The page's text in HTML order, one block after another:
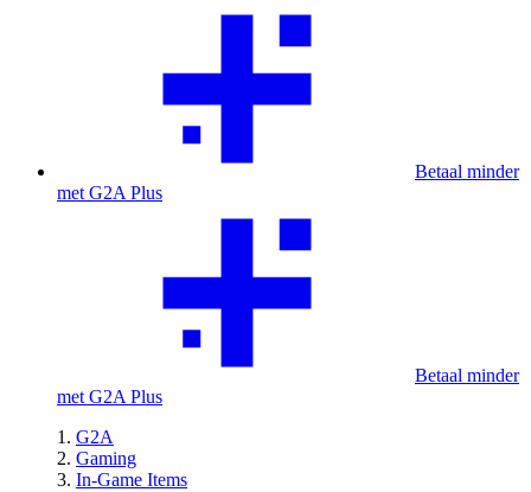
Betaal minder
met G2A Plus
Betaal minder
met G2A Plus
G2A
Gaming
In-Game Items